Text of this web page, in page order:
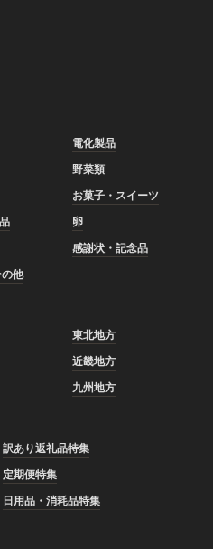
電化製品
野菜類
お菓子・スイーツ
卵
感謝状・記念品
他
東北地方
近畿地方
九州地方
訳あり返礼品特集
定期便特集
日用品・消耗品特集